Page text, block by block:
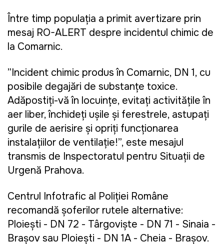
Între timp populația a primit avertizare prin
mesaj RO-ALERT despre incidentul chimic de
la Comarnic.
”Incident chimic produs în Comarnic, DN 1, cu
posibile degajări de substanțe toxice.
Adăpostiți-vă în locuințe, evitați activitățile în
aer liber, închideți ușile și ferestrele, astupați
gurile de aerisire și opriți funcționarea
instalațiilor de ventilație!”, este mesajul
transmis de Inspectoratul pentru Situații de
Urgență Prahova.
Centrul Infotrafic al Poliției Române
recomandă șoferilor rutele alternative:
Ploiești - DN 72 - Târgoviște - DN 71 - Sinaia -
Brașov sau Ploiești - DN 1A - Cheia - Brașov.